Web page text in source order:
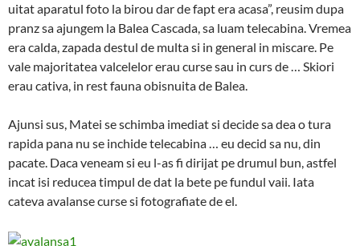
uitat aparatul foto la birou dar de fapt era acasa”, reusim dupa
pranz sa ajungem la Balea Cascada, sa luam telecabina. Vremea
era calda, zapada destul de multa si in general in miscare. Pe
vale majoritatea valcelelor erau curse sau in curs de … Skiori
erau cativa, in rest fauna obisnuita de Balea.
Ajunsi sus, Matei se schimba imediat si decide sa dea o tura
rapida pana nu se inchide telecabina … eu decid sa nu, din
pacate. Daca veneam si eu l-as fi dirijat pe drumul bun, astfel
incat isi reducea timpul de dat la bete pe fundul vaii. Iata
cateva avalanse curse si fotografiate de el.